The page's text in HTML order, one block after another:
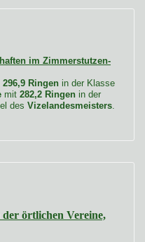
im Zimmerstutzen-
296,9 Ringen in der Klasse
mit 282,2 Ringen in der
des Vizelandesmeisters.
örtlichen Vereine,